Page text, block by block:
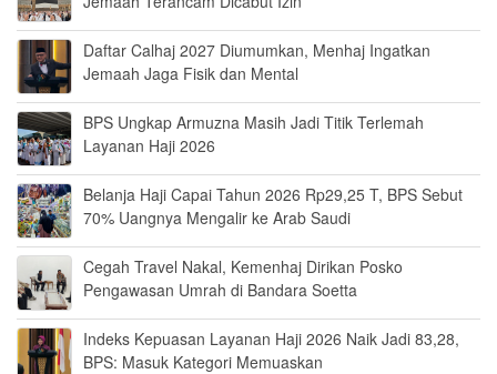
Daftar Calhaj 2027 Diumumkan, Menhaj Ingatkan
Jemaah Jaga Fisik dan Mental
BPS Ungkap Armuzna Masih Jadi Titik Terlemah
Layanan Haji 2026
Belanja Haji Capai Tahun 2026 Rp29,25 T, BPS Sebut
70% Uangnya Mengalir ke Arab Saudi
Cegah Travel Nakal, Kemenhaj Dirikan Posko
Pengawasan Umrah di Bandara Soetta
Indeks Kepuasan Layanan Haji 2026 Naik Jadi 83,28,
BPS: Masuk Kategori Memuaskan